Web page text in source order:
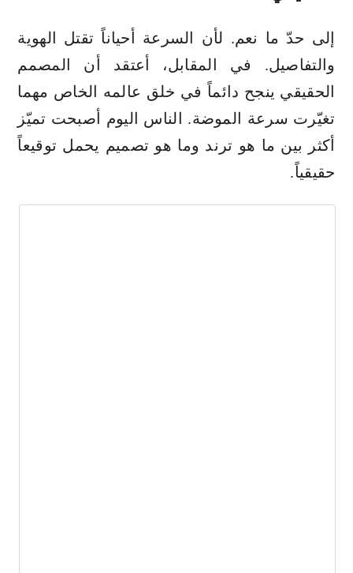
إلى حدّ ما نعم. لأن السرعة أحياناً تقتل الهوية
والتفاصيل. في المقابل، أعتقد أن المصمم
الحقيقي ينجح دائماً في خلق عالمه الخاص مهما
تغيّرت سرعة الموضة. الناس اليوم أصبحت تميّز
أكثر بين ما هو ترند وما هو تصميم يحمل توقيعاً
حقيقياً.